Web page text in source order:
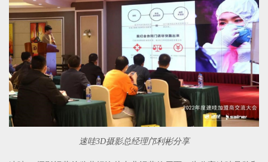
速哇3D摄影总经理邝利彬分享